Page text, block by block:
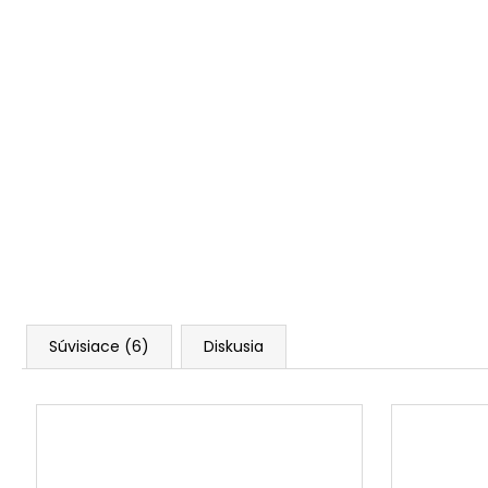
Súvisiace (6) Diskusia